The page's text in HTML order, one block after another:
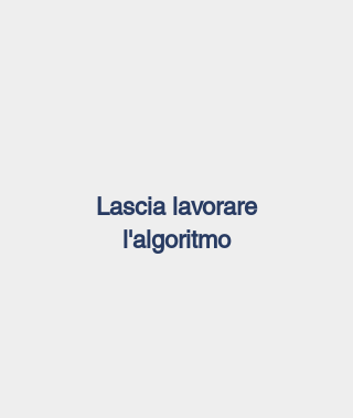
Lascia lavorare
l'algoritmo